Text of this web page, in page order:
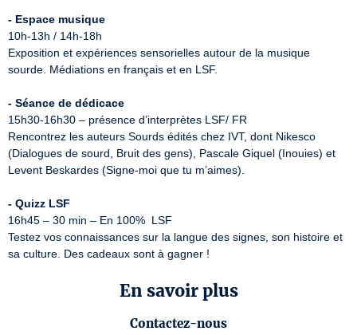
- Espace musique
10h-13h / 14h-18h
Exposition et expériences sensorielles autour de la musique
sourde. Médiations en français et en LSF.
- Séance de dédicace
15h30-16h30 – présence d’interprètes LSF/ FR
Rencontrez les auteurs Sourds édités chez IVT, dont Nikesco
(Dialogues de sourd, Bruit des gens), Pascale Giquel (Inouies) et
Levent Beskardes (Signe-moi que tu m’aimes).
- Quizz LSF
16h45 – 30 min – En 100%  LSF
Testez vos connaissances sur la langue des signes, son histoire et
sa culture. Des cadeaux sont à gagner !
En savoir plus
Contactez-nous